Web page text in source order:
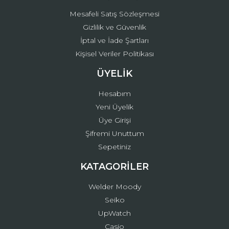
Mesafeli Satış Sözleşmesi
Gizlilik ve Güvenlik
İptal ve İade Şartları
Kişisel Veriler Politikası
ÜYELİK
Hesabım
Yeni Üyelik
Üye Girişi
Şifremi Unuttum
Sepetiniz
KATAGORİLER
Welder Moody
Seiko
UpWatch
Casio